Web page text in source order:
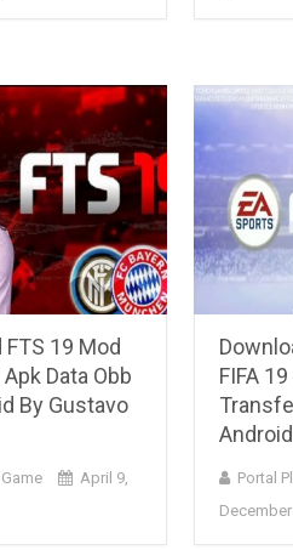
FTS 19 Mod
Data Obb
By Gustavo
April 9,
FIFA
Android
Portal